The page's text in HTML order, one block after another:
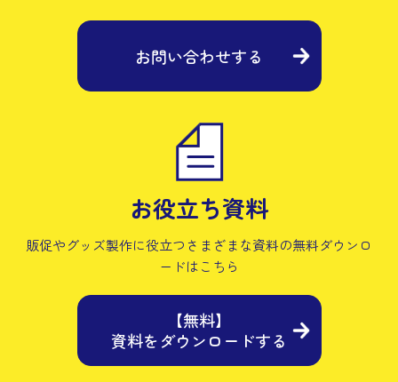
お問い合わせする
お役立ち資料
販促やグッズ製作に役立つさまざまな資料の無料ダウンロ
ードはこちら
【無料】
資料をダウンロードする